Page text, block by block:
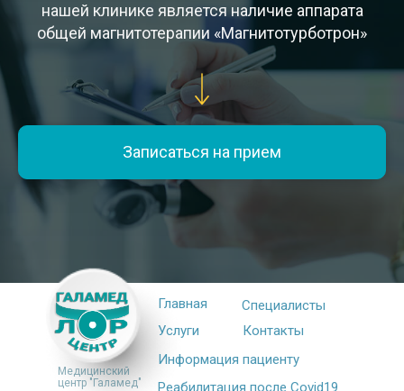
нашей клинике является наличие аппарата
общей магнитотерапии «Магнитотурботрон»
Записаться на прием
Главная
Услуги
Специалисты
Информация пациенту
Контакты
Реабилитация после Covid19
Медицинский
центр "Галамед"